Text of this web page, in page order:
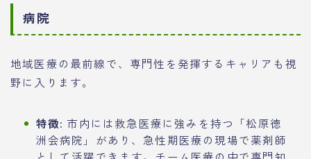
病院
地域医療の最前線で、専門性を発揮するキャリアも視
野に入ります。
特徴: 市内には救急医療に強みを持つ「松原徳
洲会病院」があり、急性期医療の現場で薬剤師